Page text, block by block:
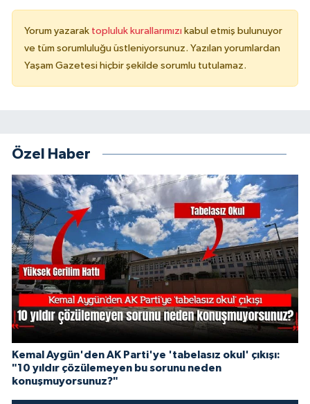
Yorum yazarak topluluk kurallarımızı kabul etmiş bulunuyor
ve tüm sorumluluğu üstleniyorsunuz. Yazılan yorumlardan
Yaşam Gazetesi hiçbir şekilde sorumlu tutulamaz.
Özel Haber
Kemal Aygün'den AK Parti'ye 'tabelasız okul' çıkışı:
"10 yıldır çözülemeyen bu sorunu neden
konuşmuyorsunuz?"